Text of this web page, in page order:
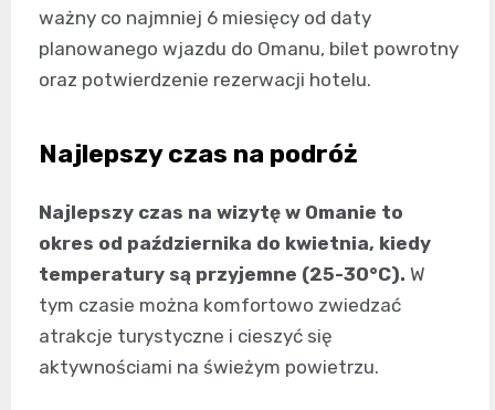
ważny co najmniej 6 miesięcy od daty
planowanego wjazdu do Omanu, bilet powrotny
oraz potwierdzenie rezerwacji hotelu.
Najlepszy czas na podróż
Najlepszy czas na wizytę w Omanie to
okres od października do kwietnia, kiedy
temperatury są przyjemne (25-30°C). W
tym czasie można komfortowo zwiedzać
atrakcje turystyczne i cieszyć się
aktywnościami na świeżym powietrzu.